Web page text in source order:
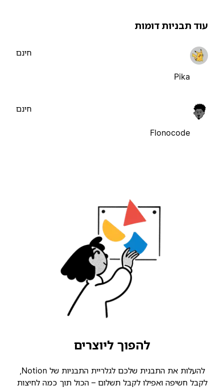
תבניות דומות
Flonocode
להפוך ליוצרים
להעלות את התבנית שלכם לגלריית התבניות של Notion,
לקבל חשיפה ואפילו לקבל תשלום – הכול תוך כמה לחיצות